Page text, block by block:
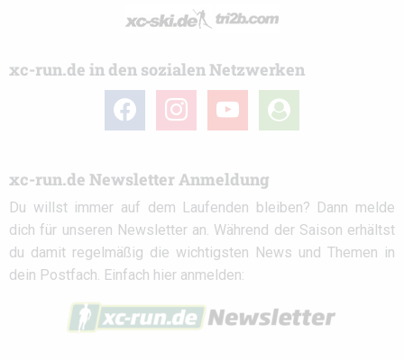
xc-run.de in den sozialen Netzwerken
facebook instagramyoutube
user-
circle
xc-run.de Newsletter Anmeldung
Du willst immer auf dem Laufenden bleiben? Dann melde
dich für unseren Newsletter an. Während der Saison erhältst
du damit regelmäßig die wichtigsten News und Themen in
dein Postfach. Einfach hier anmelden: